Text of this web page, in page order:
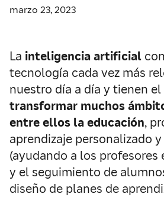
marzo 23, 2023
La inteligencia artificial
tecnología cada vez más
nuestro día a día y tienen el
transformar muchos
entre ellos la educación,
aprendizaje personalizado
(ayudando a los profesores
y el seguimiento de
diseño de planes de